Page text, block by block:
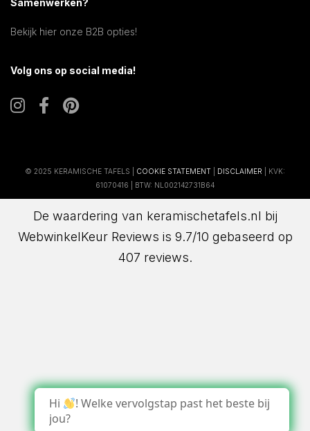
Samenwerken?
Bekijk hier onze B2B opties!
Volg ons op social media!
© 2025 KERAMISCHE TAFELS | COOKIE STATEMENT DISCLAIMER | KVK:
61070416 | BTW: NL002142731B64
De waardering van keramischetafels.nl bij
WebwinkelKeur Reviews is 9.7/10 gebaseerd op
407 reviews.
Hi
! Welke vervolgstap past het beste bij
jou?